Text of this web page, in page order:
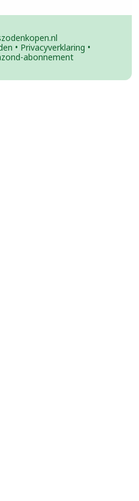
• Privacyverklaring •
abonnement